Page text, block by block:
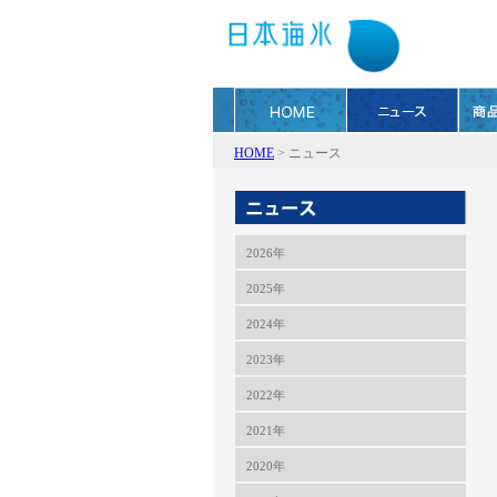
HOME > ニュース
2026年
2025年
2024年
2023年
2022年
2021年
2020年